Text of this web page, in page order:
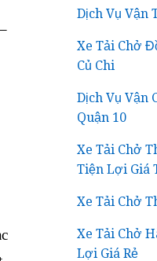
Dịch Vụ Vận
Xe Tải Chở
Củ Chi
Dịch Vụ Vận
Quận 10
Xe Tải Chở
Tiện Lợi Giá
Xe Tải Chở
Xe Tải Chở
Lợi Giá Rẻ